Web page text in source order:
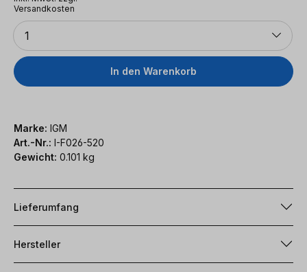
Versandkosten
Anzahl
1
In den Warenkorb
Marke: IGM
Art.-Nr.: I-F026-520
Gewicht: 0.101 kg
Lieferumfang
Hersteller